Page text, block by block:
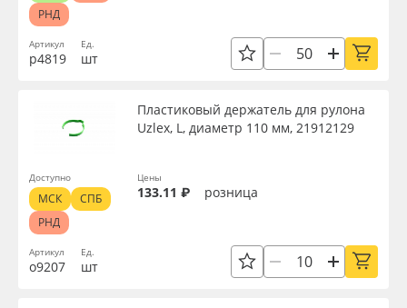
Артикул
р4819
Ед.
шт
РНД
Артикул
о9207
Пластиковый держатель для рулона
Uzlex, L, диаметр 110 мм, 21912129
Ед.
шт
Цены
133.11 ₽ розница
Доступно
МСК
СПБ
РНД